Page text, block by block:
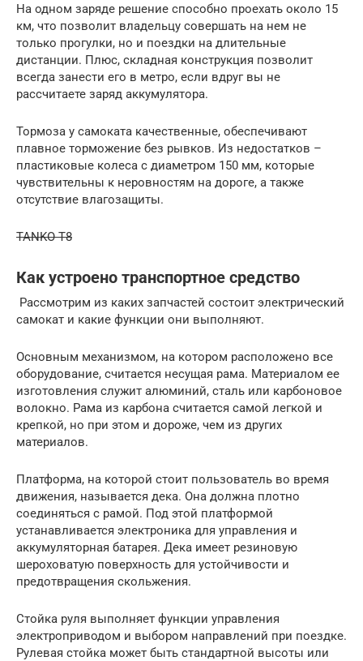
На одном заряде решение способно проехать около 15
км, что позволит владельцу совершать на нем не
только прогулки, но и поездки на длительные
дистанции. Плюс, складная конструкция позволит
всегда занести его в метро, если вдруг вы не
рассчитаете заряд аккумулятора.
Тормоза у самоката качественные, обеспечивают
плавное торможение без рывков. Из недостатков –
пластиковые колеса с диаметром 150 мм, которые
чувствительны к неровностям на дороге, а также
отсутствие влагозащиты.
TANKO T8
Как устроено транспортное средство
Рассмотрим из каких запчастей состоит электрический
самокат и какие функции они выполняют.
Основным механизмом, на котором расположено все
оборудование, считается несущая рама. Материалом ее
изготовления служит алюминий, сталь или карбоновое
волокно. Рама из карбона считается самой легкой и
крепкой, но при этом и дороже, чем из других
материалов.
Платформа, на которой стоит пользователь во время
движения, называется дека. Она должна плотно
соединяться с рамой. Под этой платформой
устанавливается электроника для управления и
аккумуляторная батарея. Дека имеет резиновую
шероховатую поверхность для устойчивости и
предотвращения скольжения.
Стойка руля выполняет функции управления
электроприводом и выбором направлений при поездке.
Рулевая стойка может быть стандартной высоты или